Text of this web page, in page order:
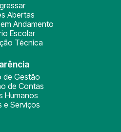
Abertas
Andamento
Escolar
Técnica
de Gestão
de Contas
Humanos
e Serviços